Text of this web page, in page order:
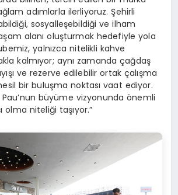
adımlarla ilerliyoruz. Şehirli
sosyalleşebildiği ve ilham
alanı oluşturmak hedefiyle yola
yalnızca nitelikli kahve
kalmıyor; aynı zamanda çağdaş
ve rezerve edilebilir ortak çalışma
bir buluşma noktası vaat ediyor.
Pau’nun büyüme vizyonunda önemli
olma niteliği taşıyor.”